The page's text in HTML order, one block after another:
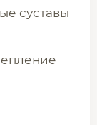
суставы